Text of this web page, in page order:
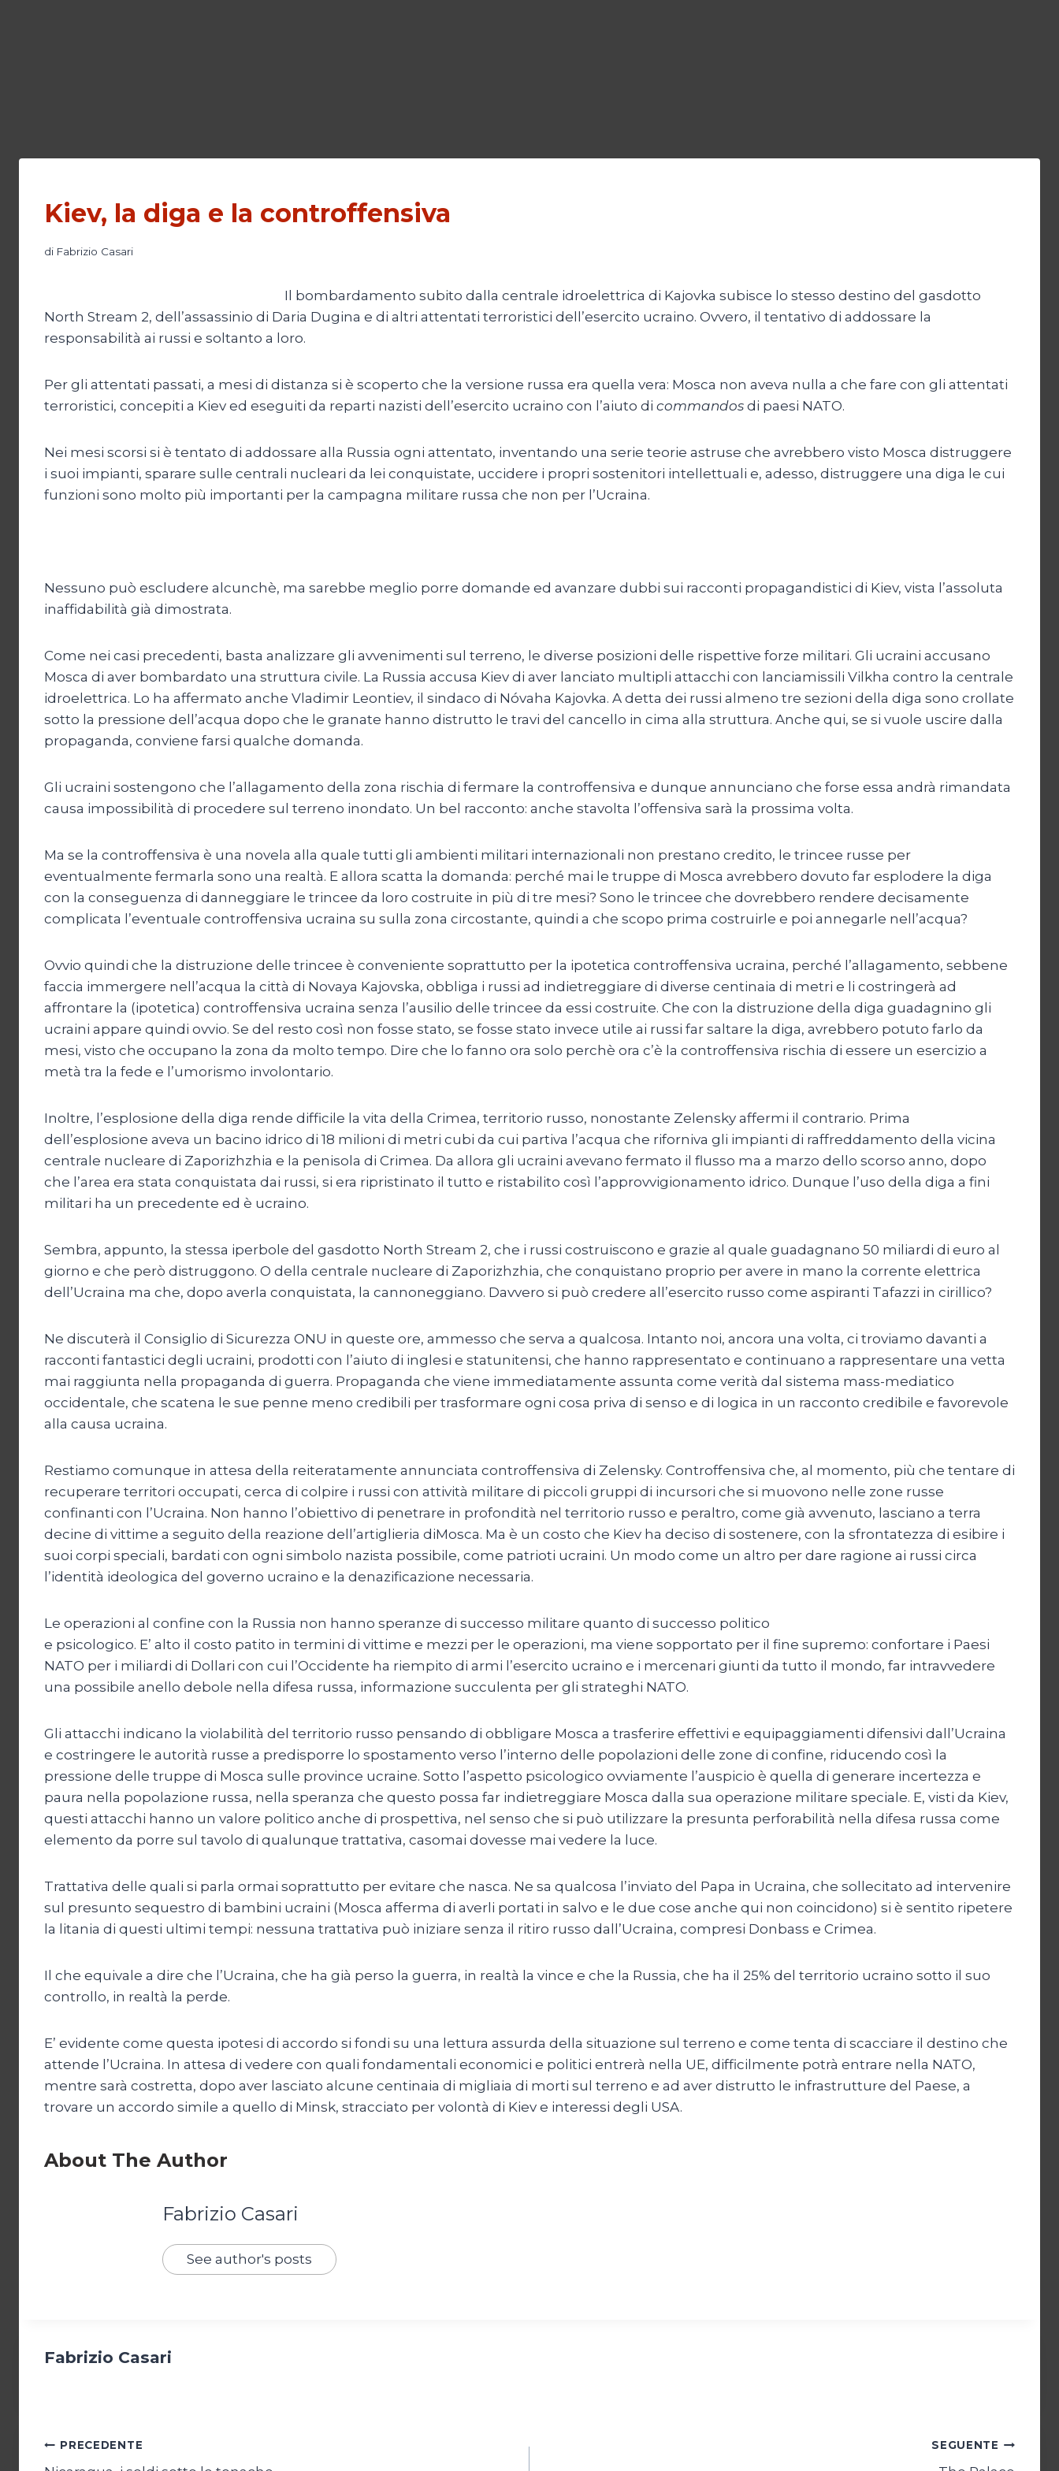
Kiev, la diga e la controffensiva
di Fabrizio Casari
Il bombardamento subito dalla centrale idroelettrica di Kajovka subisce lo stesso destino del gasdotto
North Stream 2, dell’assassinio di Daria Dugina e di altri attentati terroristici dell’esercito ucraino. Ovvero, il tentativo di addossare la
responsabilità ai russi e soltanto a loro.
Per gli attentati passati, a mesi di distanza si è scoperto che la versione russa era quella vera: Mosca non aveva nulla a che fare con gli attentati
terroristici, concepiti a Kiev ed eseguiti da reparti nazisti dell’esercito ucraino con l’aiuto di commandos di paesi NATO.
Nei mesi scorsi si è tentato di addossare alla Russia ogni attentato, inventando una serie teorie astruse che avrebbero visto Mosca distruggere
i suoi impianti, sparare sulle centrali nucleari da lei conquistate, uccidere i propri sostenitori intellettuali e, adesso, distruggere una diga le cui
funzioni sono molto più importanti per la campagna militare russa che non per l’Ucraina.
Nessuno può escludere alcunchè, ma sarebbe meglio porre domande ed avanzare dubbi sui racconti propagandistici di Kiev, vista l’assoluta
inaffidabilità già dimostrata.
Come nei casi precedenti, basta analizzare gli avvenimenti sul terreno, le diverse posizioni delle rispettive forze militari. Gli ucraini accusano
Mosca di aver bombardato una struttura civile. La Russia accusa Kiev di aver lanciato multipli attacchi con lanciamissili Vilkha contro la centrale
idroelettrica. Lo ha affermato anche Vladimir Leontiev, il sindaco di Nóvaha Kajovka. A detta dei russi almeno tre sezioni della diga sono crollate
sotto la pressione dell’acqua dopo che le granate hanno distrutto le travi del cancello in cima alla struttura. Anche qui, se si vuole uscire dalla
propaganda, conviene farsi qualche domanda.
Gli ucraini sostengono che l’allagamento della zona rischia di fermare la controffensiva e dunque annunciano che forse essa andrà rimandata
causa impossibilità di procedere sul terreno inondato. Un bel racconto: anche stavolta l’offensiva sarà la prossima volta.
Ma se la controffensiva è una novela alla quale tutti gli ambienti militari internazionali non prestano credito, le trincee russe per
eventualmente fermarla sono una realtà. E allora scatta la domanda: perché mai le truppe di Mosca avrebbero dovuto far esplodere la diga
con la conseguenza di danneggiare le trincee da loro costruite in più di tre mesi? Sono le trincee che dovrebbero rendere decisamente
complicata l’eventuale controffensiva ucraina su sulla zona circostante, quindi a che scopo prima costruirle e poi annegarle nell’acqua?
Ovvio quindi che la distruzione delle trincee è conveniente soprattutto per la ipotetica controffensiva ucraina, perché l’allagamento, sebbene
faccia immergere nell’acqua la città di Novaya Kajovska, obbliga i russi ad indietreggiare di diverse centinaia di metri e li costringerà ad
affrontare la (ipotetica) controffensiva ucraina senza l’ausilio delle trincee da essi costruite. Che con la distruzione della diga guadagnino gli
ucraini appare quindi ovvio. Se del resto così non fosse stato, se fosse stato invece utile ai russi far saltare la diga, avrebbero potuto farlo da
mesi, visto che occupano la zona da molto tempo. Dire che lo fanno ora solo perchè ora c’è la controffensiva rischia di essere un esercizio a
metà tra la fede e l’umorismo involontario.
Inoltre, l’esplosione della diga rende difficile la vita della Crimea, territorio russo, nonostante Zelensky affermi il contrario. Prima
dell’esplosione aveva un bacino idrico di 18 milioni di metri cubi da cui partiva l’acqua che riforniva gli impianti di raffreddamento della vicina
centrale nucleare di Zaporizhzhia e la penisola di Crimea. Da allora gli ucraini avevano fermato il flusso ma a marzo dello scorso anno, dopo
che l’area era stata conquistata dai russi, si era ripristinato il tutto e ristabilito così l’approvvigionamento idrico. Dunque l’uso della diga a fini
militari ha un precedente ed è ucraino.
Sembra, appunto, la stessa iperbole del gasdotto North Stream 2, che i russi costruiscono e grazie al quale guadagnano 50 miliardi di euro al
giorno e che però distruggono. O della centrale nucleare di Zaporizhzhia, che conquistano proprio per avere in mano la corrente elettrica
dell’Ucraina ma che, dopo averla conquistata, la cannoneggiano. Davvero si può credere all’esercito russo come aspiranti Tafazzi in cirillico?
Ne discuterà il Consiglio di Sicurezza ONU in queste ore, ammesso che serva a qualcosa. Intanto noi, ancora una volta, ci troviamo davanti a
racconti fantastici degli ucraini, prodotti con l’aiuto di inglesi e statunitensi, che hanno rappresentato e continuano a rappresentare una vetta
mai raggiunta nella propaganda di guerra. Propaganda che viene immediatamente assunta come verità dal sistema mass-mediatico
occidentale, che scatena le sue penne meno credibili per trasformare ogni cosa priva di senso e di logica in un racconto credibile e favorevole
alla causa ucraina.
Restiamo comunque in attesa della reiteratamente annunciata controffensiva di Zelensky. Controffensiva che, al momento, più che tentare di
recuperare territori occupati, cerca di colpire i russi con attività militare di piccoli gruppi di incursori che si muovono nelle zone russe
confinanti con l’Ucraina. Non hanno l’obiettivo di penetrare in profondità nel territorio russo e peraltro, come già avvenuto, lasciano a terra
decine di vittime a seguito della reazione dell’artiglieria diMosca. Ma è un costo che Kiev ha deciso di sostenere, con la sfrontatezza di esibire i
suoi corpi speciali, bardati con ogni simbolo nazista possibile, come patrioti ucraini. Un modo come un altro per dare ragione ai russi circa
l’identità ideologica del governo ucraino e la denazificazione necessaria.
Le operazioni al confine con la Russia non hanno speranze di successo militare quanto di successo politico
e psicologico. E’ alto il costo patito in termini di vittime e mezzi per le operazioni, ma viene sopportato per il fine supremo: confortare i Paesi
NATO per i miliardi di Dollari con cui l’Occidente ha riempito di armi l’esercito ucraino e i mercenari giunti da tutto il mondo, far intravvedere
una possibile anello debole nella difesa russa, informazione succulenta per gli strateghi NATO.
Gli attacchi indicano la violabilità del territorio russo pensando di obbligare Mosca a trasferire effettivi e equipaggiamenti difensivi dall’Ucraina
e costringere le autorità russe a predisporre lo spostamento verso l’interno delle popolazioni delle zone di confine, riducendo così la
pressione delle truppe di Mosca sulle province ucraine. Sotto l’aspetto psicologico ovviamente l’auspicio è quella di generare incertezza e
paura nella popolazione russa, nella speranza che questo possa far indietreggiare Mosca dalla sua operazione militare speciale. E, visti da Kiev,
questi attacchi hanno un valore politico anche di prospettiva, nel senso che si può utilizzare la presunta perforabilità nella difesa russa come
elemento da porre sul tavolo di qualunque trattativa, casomai dovesse mai vedere la luce.
Trattativa delle quali si parla ormai soprattutto per evitare che nasca. Ne sa qualcosa l’inviato del Papa in Ucraina, che sollecitato ad intervenire
sul presunto sequestro di bambini ucraini (Mosca afferma di averli portati in salvo e le due cose anche qui non coincidono) si è sentito ripetere
la litania di questi ultimi tempi: nessuna trattativa può iniziare senza il ritiro russo dall’Ucraina, compresi Donbass e Crimea.
Il che equivale a dire che l’Ucraina, che ha già perso la guerra, in realtà la vince e che la Russia, che ha il 25% del territorio ucraino sotto il suo
controllo, in realtà la perde.
E’ evidente come questa ipotesi di accordo si fondi su una lettura assurda della situazione sul terreno e come tenta di scacciare il destino che
attende l’Ucraina. In attesa di vedere con quali fondamentali economici e politici entrerà nella UE, difficilmente potrà entrare nella NATO,
mentre sarà costretta, dopo aver lasciato alcune centinaia di migliaia di morti sul terreno e ad aver distrutto le infrastrutture del Paese, a
trovare un accordo simile a quello di Minsk, stracciato per volontà di Kiev e interessi degli USA.
About The Author
Fabrizio Casari
See author's posts
Fabrizio Casari
Navigazione
PRECEDENTE SEGUENTE